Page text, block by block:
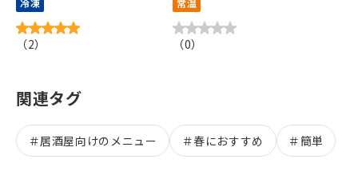
（2） （0）
関連タグ
＃居酒屋向けのメニュー ＃春におすすめ ＃簡単